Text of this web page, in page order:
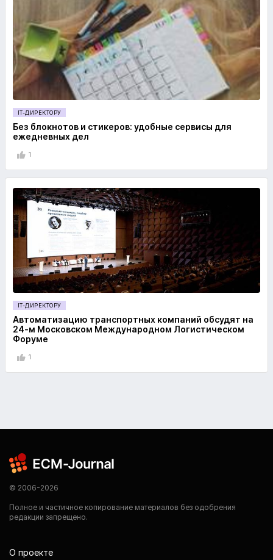
IT-ДИРЕКТОРУ
Без блокнотов и стикеров: удобные сервисы для
ежедневных дел
1
IT-ДИРЕКТОРУ
Автоматизацию транспортных компаний обсудят на
24-м Московском Международном Логистическом
Форуме
1
© 2006-2026
Полное и частичное копирование материалов без одобрения
редакции запрещено.
О проекте